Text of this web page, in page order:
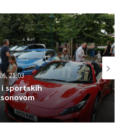
Rating
21:03
i sportskih